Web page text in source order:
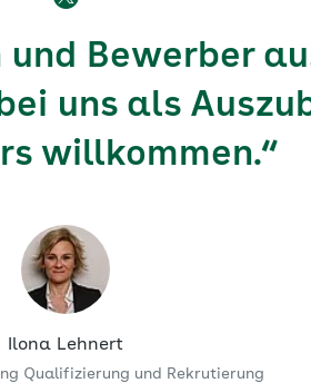
Bewerber
uns als
willkommen.“
Ilona Lehnert
Qualifizierung und Rekrutierung